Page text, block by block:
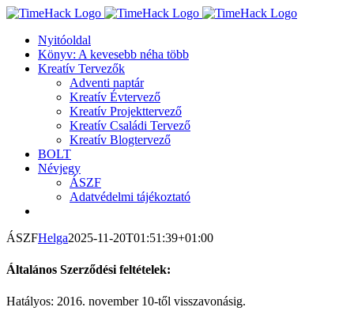
Kihagyás
Nyitóoldal
Könyv: A kevesebb néha több
Kreatív Tervezők
Adventi naptár
Kreatív Évtervező
Kreatív Projekttervező
Kreatív Családi Tervező
Kreatív Blogtervező
BOLT
Névjegy
ÁSZF
Adatvédelmi tájékoztató
ÁSZFHelga2025-11-20T01:51:39+01:00
Általános Szerződési feltételek:
Hatályos: 2016. november 10-től visszavonásig.